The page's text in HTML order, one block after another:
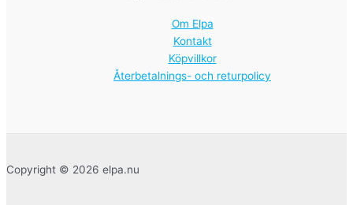
Om Elpa
Kontakt
Köpvillkor
Återbetalnings- och returpolicy
Copyright © 2026 elpa.nu